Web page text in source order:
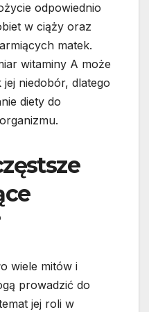
odpowiednio
w ciąży oraz
matek.
witaminy A może
niedobór, dlatego
diety do
wiele mitów i
prowadzić do
jej roli w